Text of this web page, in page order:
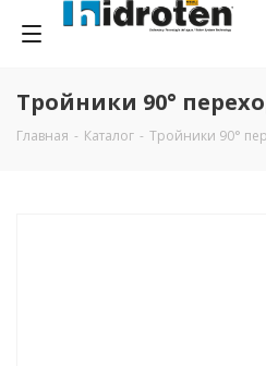
Тройники 90°
Главная - Каталог - Тройники 90°